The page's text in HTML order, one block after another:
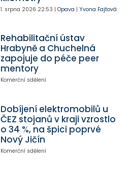
1. srpna 2026 22:53 | Opava | Yvona Fajtová
Rehabilitační ústav
Hrabyně a Chuchelná
zapojuje do péče peer
mentory
Komerční sdělení
Dobíjení elektromobilů u
ČEZ stojanů v kraji vzrostlo
o 34 %, na špici poprvé
Nový Jičín
Komerční sdělení